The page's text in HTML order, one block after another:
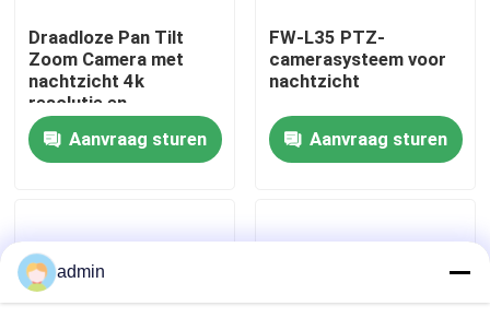
Kwaliteitscontrole
Neem contact met ons op
Nieuws
Vraag een offerte
Luchtvaartdelen
Draadloze Pan Tilt
Zoom Camera met
nachtzicht 4k
resolutie en
afstandsbediening
geschikt voor
beveiligingsbewaking
Aanvraag sturen
FW-L35 PTZ-
camerasysteem voor
nachtzicht
Aanvraag sturen
admin